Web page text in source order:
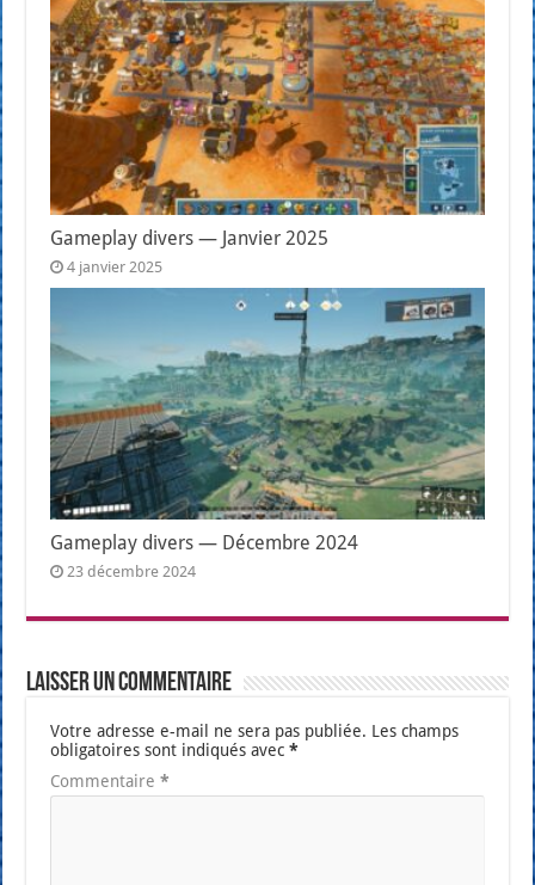
Gameplay divers — Janvier 2025
4 janvier 2025
Gameplay divers — Décembre 2024
23 décembre 2024
Laisser un commentaire
Votre adresse e-mail ne sera pas publiée. Les champs
obligatoires sont indiqués avec*
Commentaire*